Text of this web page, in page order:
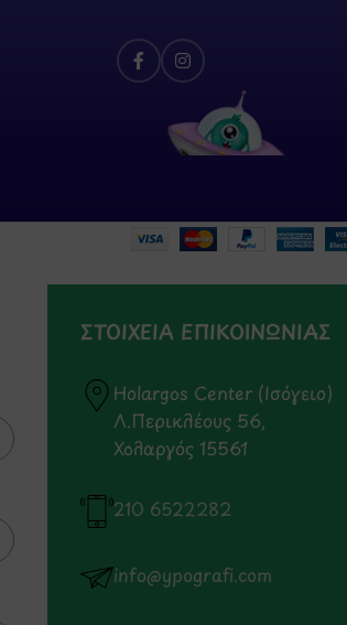
ΣΤΟΙΧΕΙΑ ΕΠΙΚΟΙΝΩΝΙΑΣ
Holargos Center (Ισόγειο)
Λ.Περικλέους 56,
Χολαργός 15561
210 6522282
info@ypografi.com